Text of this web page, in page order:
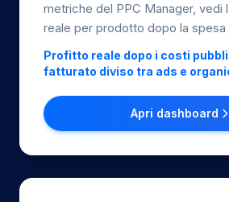
metriche del PPC Manager, vedi
reale per prodotto dopo la spesa
Profitto reale dopo i costi
fatturato diviso tra ads e
Apri dashboard